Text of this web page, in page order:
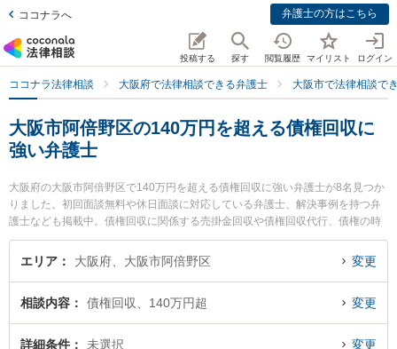
ココナラへ 弁護士の方はこちら
投稿する 探す 閲覧履歴 マイリスト ログイン
ココナラ法律相談 大阪府で法律相談できる弁護士 大阪市で法律相談で
大阪市阿倍野区の140万円を超える債権回収に
強い弁護士
大阪府の大阪市阿倍野区で140万円を超える債権回収に強い弁護士が8名見つか
りました。初回面談無料や休日面談に対応している弁護士、解決事例を持つ弁
護士なども掲載中。債権回収に関係する売掛金回収や債権回収代行、債権の時
効中断等の細かな分野での絞り込み検索もでき便利です。特にあべの帝西法律
事務所の松永 拓也弁護士や阿倍野なみはや法律事務所の髙橋 優弁護士、天王寺
える債権回収のトラブルを今すぐに弁護士に相談したい』『140万円を超える
債権回収のトラブル解決の実績豊富な近くの弁護士を検索したい』『初回相談
無料で140万円を超える債権回収を法律相談できる大阪市阿倍野区内の弁護士
エリア 大阪府、大阪市阿倍野区 変更
相談内容 債権回収、140万円超 変更
詳細条件 未選択 変更